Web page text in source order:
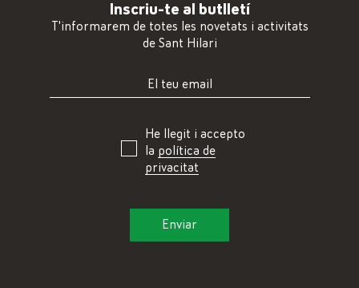
Inscriu-te al butlletí
T'informarem de totes les novetats i activitats
de Sant Hilari
He llegit i accepto
la política de
privacitat